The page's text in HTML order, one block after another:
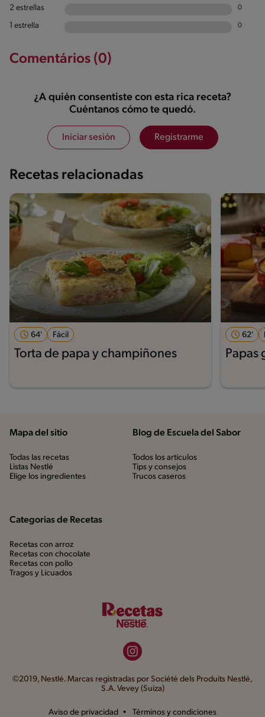
2 estrellas 0
1 estrella 0
Comentários (0)
¿A quién consentiste con esta rica receta?
Cuéntanos cómo te quedó.
Iniciar sesión Registrarme
Recetas relacionadas
64' Fácil
Torta de papa y champiñones
62'
Papas
Mapa del sitio
Todas las recetas
Listas Nestlé
Elige los ingredientes
Blog de Escuela del Sabor
Todos los artículos
Tips y consejos
Trucos caseros
Categorias de Recetas
Recetas con arroz
Recetas con chocolate
Recetas con pollo
Tragos y Licuados
©2019, Nestlé. Marcas registradas por Société dels Produits Nestlé,
S.A. Vevey (Suiza)
Aviso de privacidad Términos y condiciones